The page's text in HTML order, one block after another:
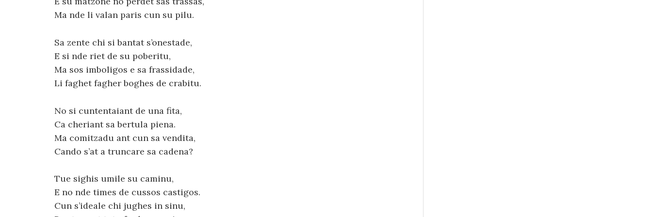
Ma nde li valan paris cun su pilu.
Sa zente chi si bantat s’onestade,
E si nde riet de su poberitu,
Ma sos imboligos e sa frassidade,
Li faghet fagher boghes de crabitu.
No si cuntentaiant de una fita,
Ca cheriant sa bertula piena.
Ma comitzadu ant cun sa vendita,
Cando s’at a truncare sa cadena?
Tue sighis umile su caminu,
E no nde times de cussos castigos.
Cun s’ideale chi jughes in sinu,